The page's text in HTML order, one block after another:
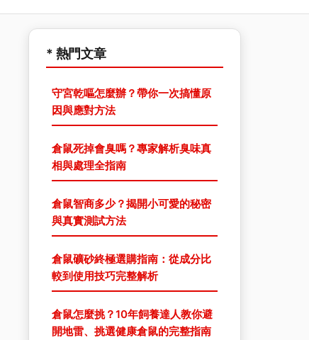
* 熱門文章
守宮乾嘔怎麼辦？帶你一次搞懂原
因與應對方法
倉鼠死掉會臭嗎？專家解析臭味真
相與處理全指南
倉鼠智商多少？揭開小可愛的秘密
與真實測試方法
倉鼠礦砂終極選購指南：從成分比
較到使用技巧完整解析
倉鼠怎麼挑？10年飼養達人教你避
開地雷、挑選健康倉鼠的完整指南